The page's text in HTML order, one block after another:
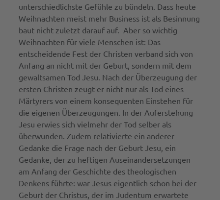
unterschiedlichste Gefühle zu bündeln. Dass heute
Weihnachten meist mehr Business ist als Besinnung
baut nicht zuletzt darauf auf. Aber so wichtig
Weihnachten für viele Menschen ist: Das
entscheidende Fest der Christen verband sich von
Anfang an nicht mit der Geburt, sondern mit dem
gewaltsamen Tod Jesu. Nach der Überzeugung der
ersten Christen zeugt er nicht nur als Tod eines
Märtyrers von einem konsequenten Einstehen für
die eigenen Überzeugungen. In der Auferstehung
Jesu erwies sich vielmehr der Tod selber als
überwunden. Zudem relativierte ein anderer
Gedanke die Frage nach der Geburt Jesu, ein
Gedanke, der zu heftigen Auseinandersetzungen
am Anfang der Geschichte des theologischen
Denkens führte: war Jesus eigentlich schon bei der
Geburt der Christus, der im Judentum erwartete